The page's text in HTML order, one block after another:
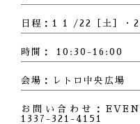
日程：1 1 /22［土］・
時間： 10:30-16:00
会場：レトロ中央広場
お問い合わせ：
1337-321-4151